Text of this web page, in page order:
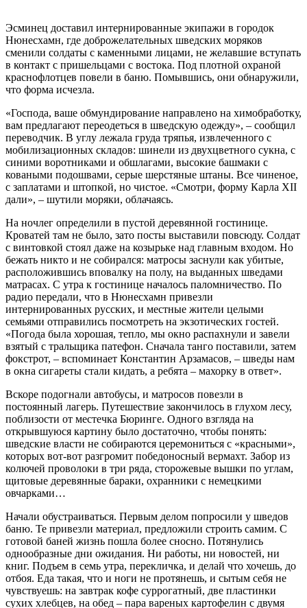
Эсминец доставил интернированные экипажи в городок
Нюнесхамн, где доброжелательных шведских моряков
сменили солдаты с каменными лицами, не желавшие вступать
в контакт с пришельцами с востока. Под плотной охраной
краснофлотцев повели в баню. Помывшись, они обнаружили,
что форма исчезла.
«Господа, ваше обмундирование направлено на химобработку,
вам предлагают переодеться в шведскую одежду», – сообщил
переводчик. В углу лежала груда тряпья, извлеченного с
мобилизационных складов: шинели из двухцветного сукна, с
синими воротниками и обшлагами, высокие башмаки с
коваными подошвами, серые шерстяные штаны. Все чиненое,
с заплатами и штопкой, но чистое. «Смотри, форму Карла ХII
дали», – шутили моряки, облачаясь.
На ночлег определили в пустой деревянной гостинице.
Кроватей там не было, зато посты выставили повсюду. Солдат
с винтовкой стоял даже на козырьке над главным входом. Но
бежать никто и не собирался: матросы заснули как убитые,
расположившись вповалку на полу, на выданных шведами
матрасах. С утра к гостинице началось паломничество. По
радио передали, что в Нюнесхамн привезли
интернированных русских, и местные жители целыми
семьями отправились посмотреть на экзотических гостей.
«Погода была хорошая, тепло, мы окно распахнули и завели
взятый с тральщика патефон. Сначала танго поставили, затем
фокстрот, – вспоминает Константин Арзамасов, – шведы нам
в окна сигареты стали кидать, а ребята – махорку в ответ».
Вскоре подогнали автобусы, и матросов повезли в
постоянный лагерь. Путешествие закончилось в глухом лесу,
поблизости от местечка Бюринге. Одного взгляда на
открывшуюся картину было достаточно, чтобы понять:
шведские власти не собираются церемониться с «красными»,
которых вот-вот разгромит победоносный вермахт. Забор из
колючей проволоки в три ряда, сторожевые вышки по углам,
щитовые деревянные бараки, охранники с немецкими
овчарками…
Начали обустраиваться. Первым делом попросили у шведов
баню. Те привезли материал, предложили строить самим. С
готовой баней жизнь пошла более сносно. Потянулись
однообразные дни ожидания. Ни работы, ни новостей, ни
книг. Подъем в семь утра, перекличка, и делай что хочешь, до
отбоя. Еда такая, что и ноги не протянешь, и сытым себя не
чувствуешь: на завтрак кофе суррогатный, две пластинки
сухих хлебцев, на обед – пара вареных картофелин с двумя